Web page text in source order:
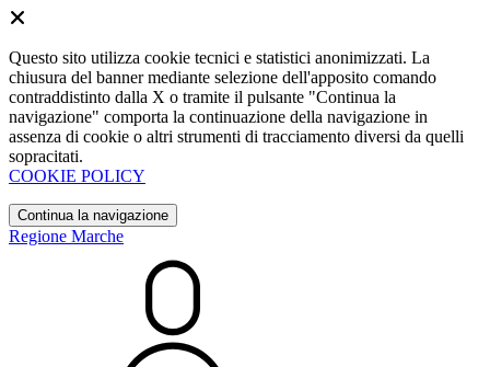
Questo sito utilizza cookie tecnici e statistici anonimizzati. La
chiusura del banner mediante selezione dell'apposito comando
contraddistinto dalla X o tramite il pulsante "Continua la
navigazione" comporta la continuazione della navigazione in
assenza di cookie o altri strumenti di tracciamento diversi da quelli
sopracitati.
COOKIE POLICY
Continua la navigazione
Regione Marche